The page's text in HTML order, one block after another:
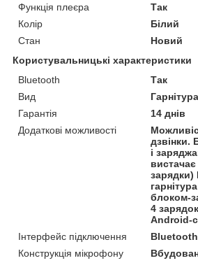
Функція плеєра
Так
Колір
Білий
Стан
Новий
Користувальницькі характеристики
Bluetooth
Так
Вид
Гарантія
14 днів
Додаткові можливості
дзвінки.
і
вистачає
зарядки)
блоком-
4
Android-
Інтерфейс підключення
Bluetooth
Конструкція мікрофону